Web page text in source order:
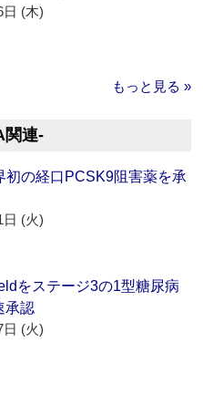
日 (木)
もっと見る »
連‐
初の経口PCSK9阻害薬を承
日 (火)
をステージ3の1型糖尿病
承認
日 (火)